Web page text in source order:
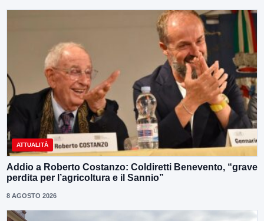
ATTUALITÀ
Addio a Roberto Costanzo: Coldiretti Benevento, “grave
perdita per l’agricoltura e il Sannio”
8 AGOSTO 2026